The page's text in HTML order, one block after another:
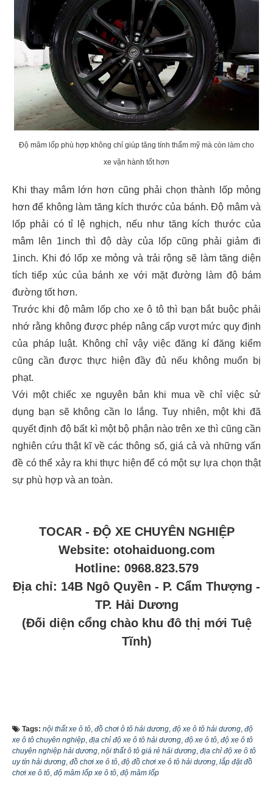
Độ mâm lốp phù hợp không chỉ giúp tăng tính thẩm mỹ mà còn làm cho
xe vận hành tốt hơn
Khi thay mâm lớn hơn cũng phải chọn thành lốp mỏng
hơn để không làm tăng kích thước của bánh. Độ mâm và
lốp phải có tỉ lệ nghịch, nếu như tăng kích thước của
mâm lên 1inch thì độ dày của lốp cũng phải giảm đi
1inch. Khi đó lốp xe mỏng và trải rộng sẽ làm tăng diện
tích tiếp xúc của bánh xe với mặt đường làm độ bám
đường tốt hơn.
Trước khi độ mâm lốp cho xe ô tô thì bạn bắt buộc phải
nhớ rằng không được phép nâng cấp vượt mức quy định
của pháp luật. Không chỉ vậy việc đăng kí đăng kiểm
cũng cần được thực hiện đầy đủ nếu không muốn bị
phạt.
Với một chiếc xe nguyên bản khi mua về chỉ việc sử
dụng bạn sẽ không cần lo lắng. Tuy nhiên, một khi đã
quyết định độ bất kì một bộ phận nào trên xe thì cũng cần
nghiên cứu thật kĩ về các thông số, giá cả và những vấn
đề có thể xảy ra khi thực hiện để có một sự lựa chọn thật
sự phù hợp và an toàn.
TOCAR - ĐỘ XE CHUYÊN NGHIỆP
Website: otohaiduong.com
Hotline: 0968.823.579
Địa chỉ: 14B Ngô Quyền - P. Cẩm Thượng -
TP. Hải Dương
(Đối diện cổng chào khu đô thị mới Tuệ
Tĩnh)
Tags: nội thất xe ô tô đồ chơi ô tô hải dương độ xe ô tô hải dương độ
xe ô tô chuyên nghiệp địa chỉ độ xe ô tô hải dương độ xe ô tô độ xe ô tô
chuyên nghiệp hải dương nội thất ô tô giá rẻ hải dương địa chỉ độ xe ô tô
uy tín hải dương đồ chơi xe ô tô độ đồ chơi xe ô tô hải dương lắp đặt đồ
chơi xe ô tô độ mâm lốp xe ô tô độ mâm lốp